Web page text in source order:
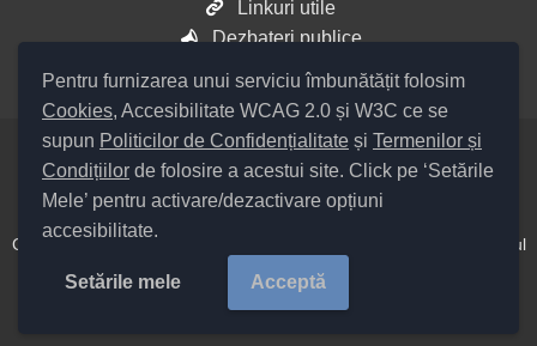
Pentru furnizarea unui serviciu îmbunătățit folosim
Cookies, Accesibilitate WCAG 2.0 și W3C ce se
supun Politicilor de Confidențialitate și Termenilor și
Condițiilor de folosire a acestui site. Click pe ‘Setările
Mele’ pentru activare/dezactivare opțiuni
accesibilitate.
Setările mele Acceptă
Linkuri utile
Dezbateri publice
Setări Cookies și Accesibilitate
Cod Județ 4 / Județul Bacău / Tipul UAT – 14 – C – Comună / Codul
SIRUTA al Unității Administrativ Teritoriale COMUNA Colonești
20368 /